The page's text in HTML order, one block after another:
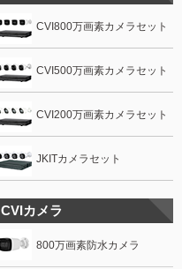
CVI800万画素カメラセット
CVI500万画素カメラセット
CVI200万画素カメラセット
JKITカメラセット
CVIカメラ
800万画素防水カメラ